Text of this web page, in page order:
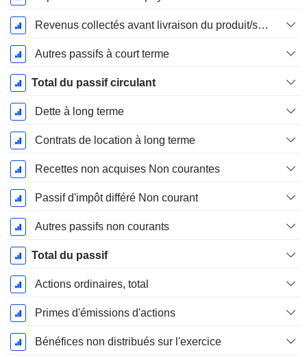
Revenus collectés avant livraison du produit/service
Autres passifs à court terme
Total du passif circulant
Dette à long terme
Contrats de location à long terme
Recettes non acquises Non courantes
Passif d'impôt différé Non courant
Autres passifs non courants
Total du passif
Actions ordinaires, total
Primes d'émissions d'actions
Bénéfices non distribués sur l'exercice